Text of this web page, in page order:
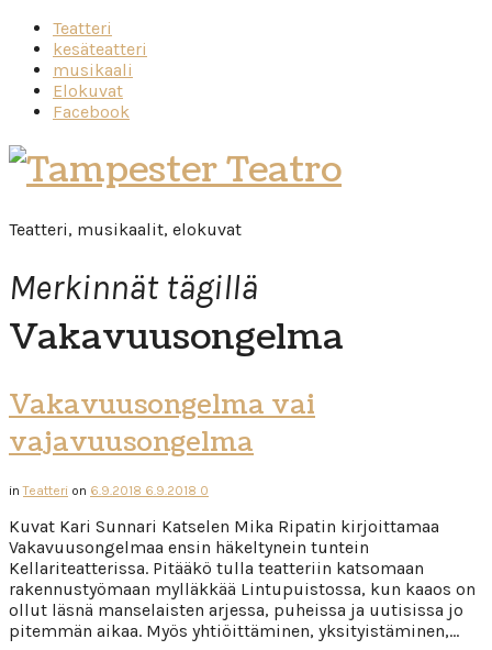
Teatteri
kesäteatteri
musikaali
Elokuvat
Facebook
Tampester
Teatro
Teatteri, musikaalit, elokuvat
Merkinnät tägillä
Vakavuusongelma
Vakavuusongelma vai
vajavuusongelma
inTeatteri on 6.9.2018 6.9.2018 0
Kuvat Kari Sunnari Katselen Mika Ripatin kirjoittamaa
Vakavuusongelmaa ensin häkeltynein tuntein
Kellariteatterissa. Pitääkö tulla teatteriin katsomaan
rakennustyömaan mylläkkää Lintupuistossa, kun kaaos on
ollut läsnä manselaisten arjessa, puheissa ja uutisissa jo
pitemmän aikaa. Myös yhtiöittäminen, yksityistäminen,…